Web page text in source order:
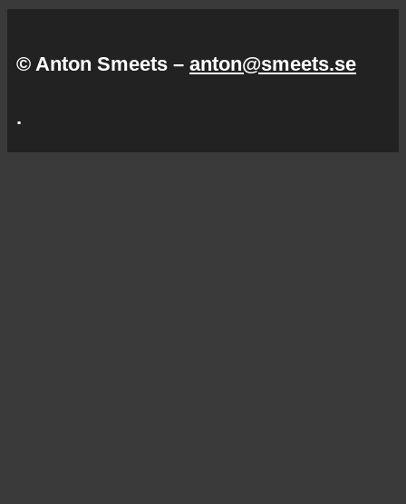
© Anton Smeets – anton@smeets.se
.